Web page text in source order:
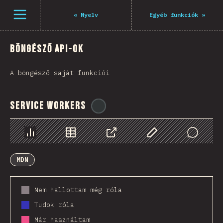
Menü megnyitása « Nyelv Egyéb funkciók »
Böngésző API-ok
A böngésző saját funkciói
Service Workers
Diagramok Adatok MegosztásCustomize Data
Comments
MDN
Nem hallottam még róla
Tudok róla
Már használtam
Navigated to The State of JS 2021